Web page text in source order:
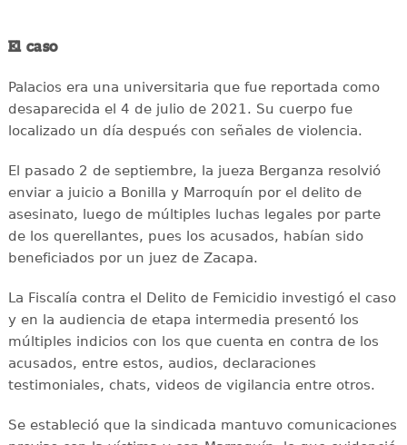
El caso
Palacios era una universitaria que fue reportada como
desaparecida el 4 de julio de 2021. Su cuerpo fue
localizado un día después con señales de violencia.
El pasado 2 de septiembre, la jueza Berganza resolvió
enviar a juicio a Bonilla y Marroquín por el delito de
asesinato, luego de múltiples luchas legales por parte
de los querellantes, pues los acusados, habían sido
beneficiados por un juez de Zacapa.
La Fiscalía contra el Delito de Femicidio investigó el caso
y en la audiencia de etapa intermedia presentó los
múltiples indicios con los que cuenta en contra de los
acusados, entre estos, audios, declaraciones
testimoniales, chats, videos de vigilancia entre otros.
Se estableció que la sindicada mantuvo comunicaciones